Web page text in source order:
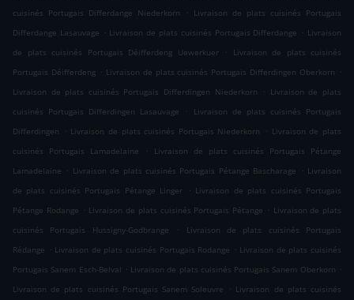
cuisinés Portugais Differdange Niederkorn
. Livraison de plats cuisinés Portugais
Differdange Lasauvage . Livraison de plats cuisinés Portugais Differdange . Livraison
de plats cuisinés Portugais Déifferdeng Uewerkuer
.
Livraison de plats cuisinés
Portugais Déifferdeng . Livraison de plats cuisinés Portugais Differdingen Oberkorn .
Livraison de plats cuisinés Portugais Differdingen Niederkorn
. Livraison de plats
cuisinés Portugais Differdingen Lasauvage
.
Livraison de plats cuisinés Portugais
Differdingen
. Livraison de plats cuisinés Portugais Niederkorn . Livraison de plats
cuisinés Portugais Lamadelaine
.
Livraison de plats cuisinés Portugais Pétange
Lamadelaine . Livraison de plats cuisinés Portugais Pétange Bascharage . Livraison
de plats cuisinés Portugais Pétange Linger
. Livraison de plats cuisinés Portugais
Pétange Rodange . Livraison de plats cuisinés Portugais Pétange . Livraison de plats
cuisinés Portugais Hussigny-Godbrange
.
Livraison de plats cuisinés Portugais
Rédange . Livraison de plats cuisinés Portugais Rodange . Livraison de plats cuisinés
Portugais Sanem Esch-Belval . Livraison de plats cuisinés Portugais Sanem Oberkorn .
Livraison de plats cuisinés Portugais Sanem Soleuvre
. Livraison de plats cuisinés